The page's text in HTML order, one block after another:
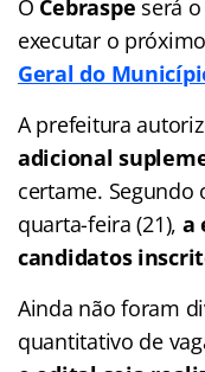
O Cebraspe será
executar o
Geral do
A prefeitura
adicional
certame.
quarta-feira (21), a
candidatos
Ainda não foram
quantitativo de